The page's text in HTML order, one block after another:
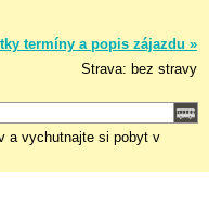
termíny a popis zájazdu »
Strava: bez stravy
a vychutnajte si pobyt v